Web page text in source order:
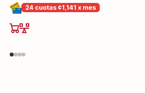
24 cuotas ¢1,141 x mes